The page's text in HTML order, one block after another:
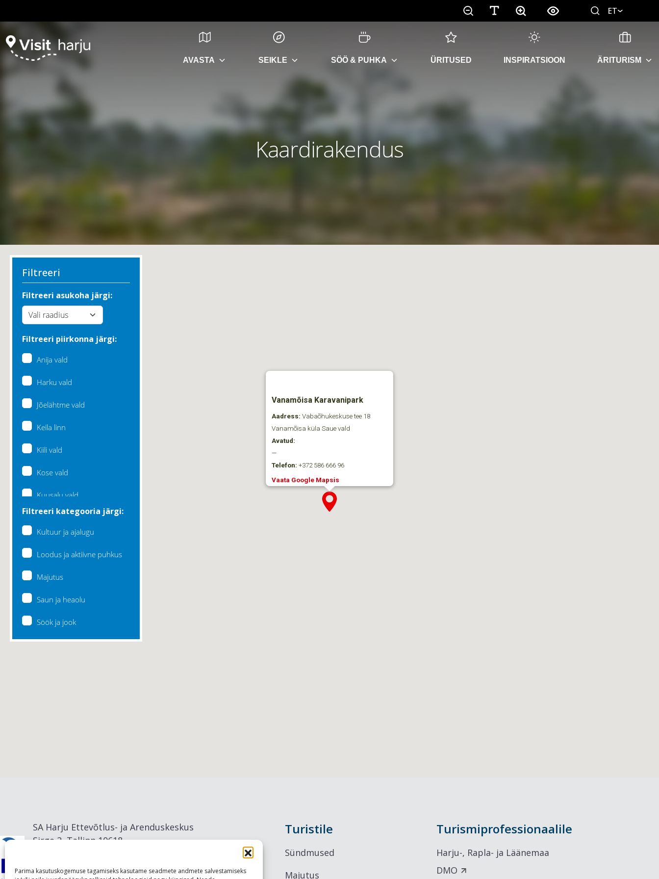
Parima kasutuskogemuse tagamiseks kasutame seadmete andmete salvestamiseks
ET
AVASTA SEIKLE SÖÖ & PUHKA ÜRITUSED INSPIRATSIOON ÄRITURISM
Kaardirakendus
Filtreeri
Filtreeri asukoha järgi:
Filtreeri piirkonna järgi:
Anija vald
Harku vald
Jõelähtme vald
Keila linn
Kiili vald
Kose vald
Kuusalu vald
Lääne-Harju vald
Filtreeri kategooria järgi:
Kultuur ja ajalugu
Loodus ja aktiivne puhkus
Majutus
Saun ja heaolu
Söök ja jook
Vanamõisa Karavanipark
Aadress: Vabaõhukeskuse tee 18
Vanamõisa küla Saue vald
Avatud:
—
Telefon: +372 586 666 96
Vaata Google Mapsis
SA Harju Ettevõtlus- ja Arenduskeskus
Sirge 2, Tallinn 10618
Turistile
Sündmused
Majutus
Turismiprofessionaalile
Harju-, Rapla- ja Läänemaa
DMO